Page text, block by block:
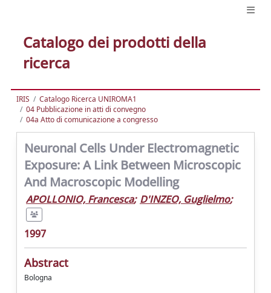
Catalogo dei prodotti della
ricerca
IRIS
Catalogo Ricerca UNIROMA1
04 Pubblicazione in atti di convegno
04a Atto di comunicazione a congresso
Neuronal Cells Under Electromagnetic
Exposure: A Link Between Microscopic
And Macroscopic Modelling
APOLLONIO, Francesca; D'INZEO, Guglielmo;
1997
Abstract
Bologna